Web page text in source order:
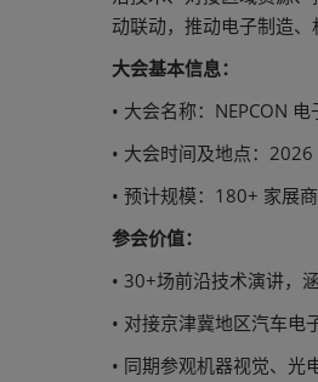
动联动，推动电子制造、
大会基本信息：
• 大会名称：NEPCON
• 大会时间及地点：
• 预计规模：180+ 家展
参会价值：
• 30+场前沿技术演讲，
• 对接京津冀地区汽车电
• 同期参观机器视觉、光